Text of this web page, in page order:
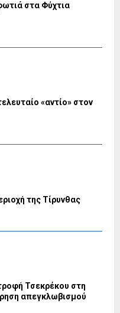
στα Φύχτια
«αντίο» στον
της Τίρυνθας
Τσεκρέκου στη
απεγκλωβισμού